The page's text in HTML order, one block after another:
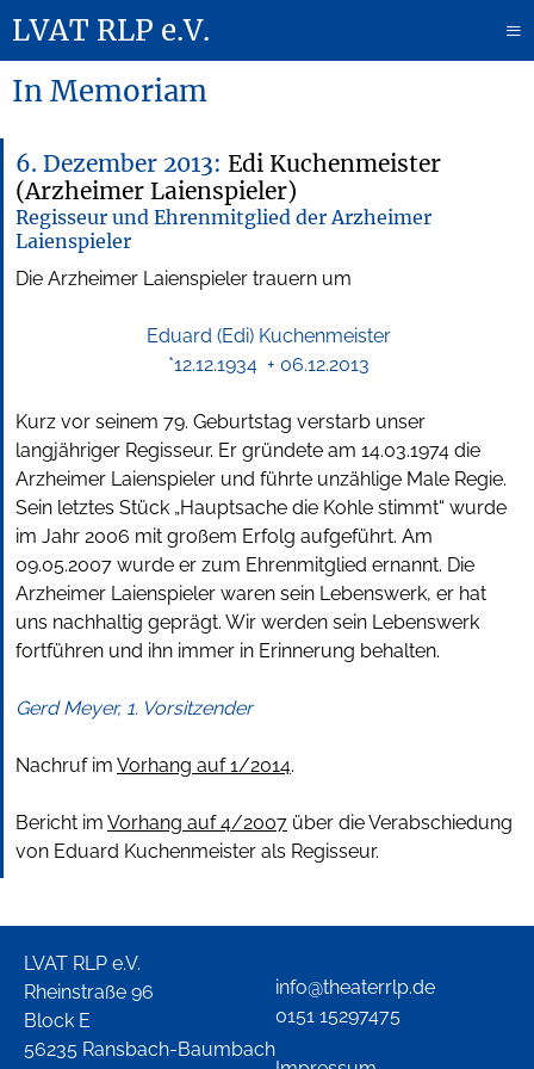
LVAT RLP e.V.
≡
In Memoriam
6. Dezember 2013: Edi Kuchenmeister
(Arzheimer Laienspieler)
Regisseur und Ehrenmitglied der Arzheimer
Laienspieler
Die Arzheimer Laienspieler trauern um
Eduard (Edi) Kuchenmeister
*12.12.1934 + 06.12.2013
Kurz vor seinem 79. Geburtstag verstarb unser
langjähriger Regisseur. Er gründete am 14.03.1974 die
Arzheimer Laienspieler und führte unzählige Male Regie.
Sein letztes Stück „Hauptsache die Kohle stimmt“ wurde
im Jahr 2006 mit großem Erfolg aufgeführt. Am
09.05.2007 wurde er zum Ehrenmitglied ernannt. Die
Arzheimer Laienspieler waren sein Lebenswerk, er hat
uns nachhaltig geprägt. Wir werden sein Lebenswerk
fortführen und ihn immer in Erinnerung behalten.
Gerd Meyer, 1. Vorsitzender
Nachruf im Vorhang auf 1/2014.
Bericht im Vorhang auf 4/2007 über die Verabschiedung
von Eduard Kuchenmeister als Regisseur.
LVAT RLP e.V.
Rheinstraße 96
Block E
56235 Ransbach-Baumbach
info@theaterrlp.de
0151 15297475